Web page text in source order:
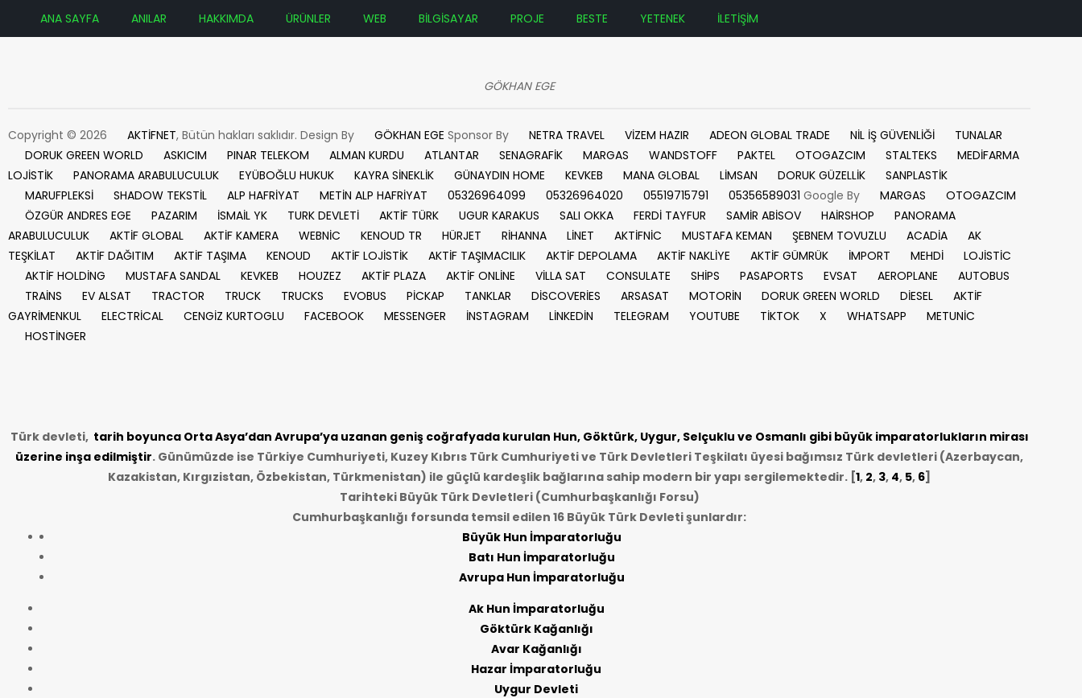
ANA SAYFA ANILAR HAKKIMDA ÜRÜNLER WEB BİLGİSAYAR PROJE BESTE YETENEK İLETİŞİM
GÖKHAN EGE
Copyright © 2026 AKTİFNET, Bütün hakları saklıdır. Design By GÖKHAN EGE Sponsor By NETRA TRAVEL VİZEM HAZIR ADEON GLOBAL TRADE NİL İŞ GÜVENLİĞİ
TUNALAR
DORUK GREEN WORLD
ASKICIM PINAR TELEKOM ALMAN KURDU ATLANTAR SENAGRAFİK MARGAS WANDSTOFF PAKTEL OTOGAZCIM STALTEKS
MEDİFARMA
LOJİSTİK
PANORAMA ARABULUCULUK EYÜBOĞLU HUKUK KAYRA SİNEKLİK GÜNAYDIN HOME KEVKEB MANA GLOBAL LİMSAN DORUK GÜZELLİK
SANPLASTİK
MARUFPLEKSİ
SHADOW TEKSTİL ALP HAFRİYAT METİN ALP HAFRİYAT 05326964099 05326964020 05519715791 05356589031 Google By MARGAS
OTOGAZCIM
ÖZGÜR ANDRES EGE
PAZARIM İSMAİL YK TURK DEVLETİ AKTİF TÜRK UGUR KARAKUS SALI OKKA FERDİ TAYFUR SAMİR ABİSOV HAİRSHOP
PANORAMA
ARABULUCULUK
AKTİF GLOBAL AKTİF KAMERA WEBNİC KENOUD TR HÜRJET RİHANNA LİNET AKTİFNİC MUSTAFA KEMAN ŞEBNEM TOVUZLU ACADİA
AK
TEŞKİLAT
AKTİF DAĞITIM AKTİF TAŞIMA KENOUD AKTİF LOJİSTİK AKTİF TAŞIMACILIK AKTİF DEPOLAMA AKTİF NAKLİYE AKTİF GÜMRÜK İMPORT MEHDİ
LOJİSTİC
AKTİF HOLDİNG
MUSTAFA SANDAL KEVKEB HOUZEZ AKTİF PLAZA AKTİF ONLİNE VİLLA SAT CONSULATE SHİPS PASAPORTS EVSAT AEROPLANE
AUTOBUS
TRAİNS
EV ALSAT TRACTOR TRUCK TRUCKS EVOBUS PİCKAP TANKLAR DİSCOVERİES ARSASAT MOTORİN DORUK GREEN WORLD DİESEL
AKTİF
GAYRİMENKUL
ELECTRİCAL CENGİZ KURTOGLU FACEBOOK MESSENGER İNSTAGRAM LİNKEDİN TELEGRAM YOUTUBE TİKTOK X WHATSAPP
METUNİC
HOSTİNGER
Türk devleti, tarih boyunca Orta Asya’dan Avrupa’ya uzanan geniş coğrafyada kurulan Hun, Göktürk, Uygur, Selçuklu ve Osmanlı gibi büyük imparatorlukların mirası
üzerine inşa edilmiştir. Günümüzde ise Türkiye Cumhuriyeti, Kuzey Kıbrıs Türk Cumhuriyeti ve Türk Devletleri Teşkilatı üyesi bağımsız Türk devletleri (Azerbaycan,
Kazakistan, Kırgızistan, Özbekistan, Türkmenistan) ile güçlü kardeşlik bağlarına sahip modern bir yapı sergilemektedir. [1, 2, 3, 4, 5, 6]
Tarihteki Büyük Türk Devletleri (Cumhurbaşkanlığı Forsu)
Cumhurbaşkanlığı forsunda temsil edilen 16 Büyük Türk Devleti şunlardır:
Büyük Hun İmparatorluğu
Batı Hun İmparatorluğu
Avrupa Hun İmparatorluğu
Ak Hun İmparatorluğu
Göktürk Kağanlığı
Avar Kağanlığı
Hazar İmparatorluğu
Uygur Devleti